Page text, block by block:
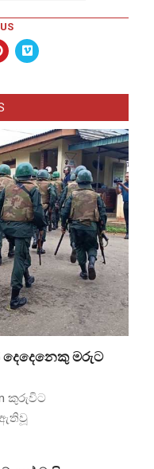
දෙදෙනෙකු මරුට
කුරුවිට
ඇතිවූ